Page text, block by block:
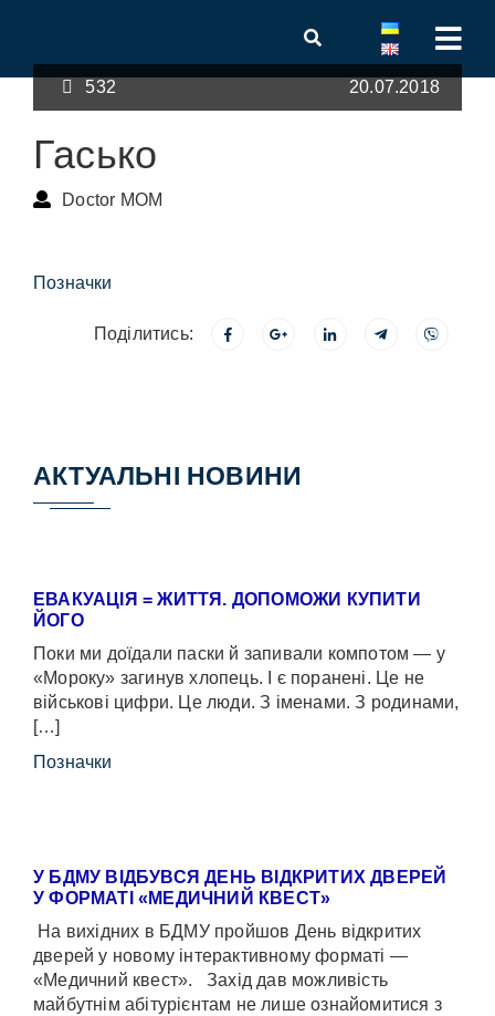
532 20.07.2018
Гасько
Doctor MOM
Позначки
Поділитись:
АКТУАЛЬНІ НОВИНИ
ЕВАКУАЦІЯ = ЖИТТЯ. ДОПОМОЖИ КУПИТИ
ЙОГО
Поки ми доїдали паски й запивали компотом — у
«Мороку» загинув хлопець. І є поранені. Це не
військові цифри. Це люди. З іменами. З родинами,
[…]
Позначки
У БДМУ ВІДБУВСЯ ДЕНЬ ВІДКРИТИХ ДВЕРЕЙ
У ФОРМАТІ «МЕДИЧНИЙ КВЕСТ»
На вихідних в БДМУ пройшов День відкритих
дверей у новому інтерактивному форматі —
«Медичний квест». Захід дав можливість
майбутнім абітурієнтам не лише ознайомитися з